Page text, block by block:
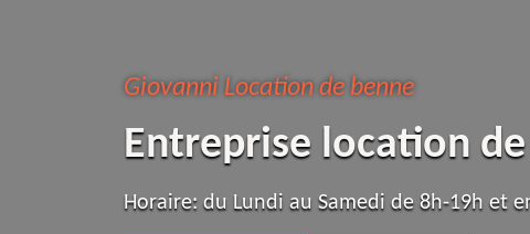
Giovanni Location de benne
Entreprise location
Horaire: du Lundi au Samedi de 8h-19h et